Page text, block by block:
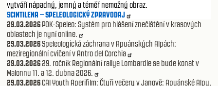
vytváří nápadný, jemný a téměř nemožný obraz.
SCINTILENA – SPELEOLOGICKÝ ZPRAVODAJ
29.03.2026 POK-Speleo: Systém pro hlášení znečištění v krasových
oblastech je nyní online.
29.03.2026Speleologická záchrana v Apuánských Alpách:
meziregionální cvičení v Antro del Corchia
29.03.202629. ročník Regionální rallye Lombardie se bude konat v
Malonnu 11. a 12. dubna 2026.
29.03.2026CAI Youth Aperifilm: Čtyři večery v Janově: Apuánské Alpy,